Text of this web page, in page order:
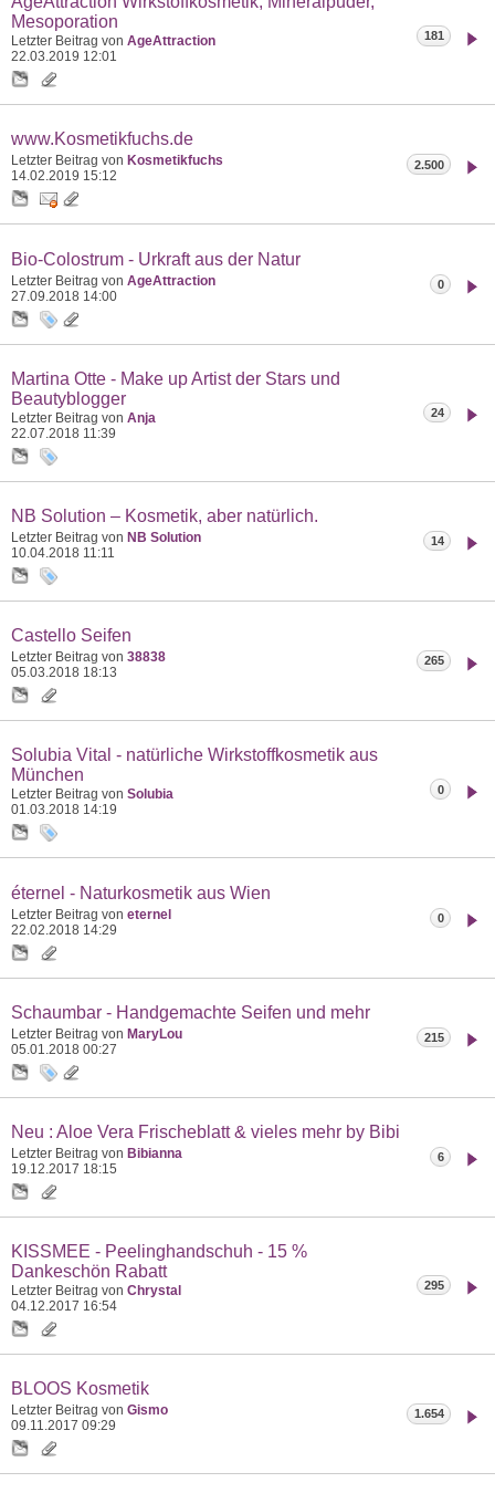
Mesoporation
Letzter Beitrag von AgeAttraction
22.03.2019 12:01
181
www.Kosmetikfuchs.de
Letzter Beitrag von Kosmetikfuchs
14.02.2019 15:12
2.500
Bio-Colostrum - Urkraft aus der Natur
Letzter Beitrag von AgeAttraction
27.09.2018 14:00
0
Martina Otte - Make up Artist der Stars und
Beautyblogger
Letzter Beitrag von Anja
22.07.2018 11:39
24
NB Solution – Kosmetik, aber natürlich.
Letzter Beitrag von NB Solution
10.04.2018 11:11
14
Castello Seifen
Letzter Beitrag von 38838
05.03.2018 18:13
265
Solubia Vital - natürliche Wirkstoffkosmetik aus
München
Letzter Beitrag von Solubia
01.03.2018 14:19
0
éternel - Naturkosmetik aus Wien
Letzter Beitrag von eternel
22.02.2018 14:29
0
Schaumbar - Handgemachte Seifen und mehr
Letzter Beitrag von MaryLou
05.01.2018 00:27
215
Neu : Aloe Vera Frischeblatt & vieles mehr by Bibi
Letzter Beitrag von Bibianna
19.12.2017 18:15
6
KISSMEE - Peelinghandschuh - 15 %
Dankeschön Rabatt
Letzter Beitrag von Chrystal
04.12.2017 16:54
295
BLOOS Kosmetik
Letzter Beitrag von Gismo
09.11.2017 09:29
1.654